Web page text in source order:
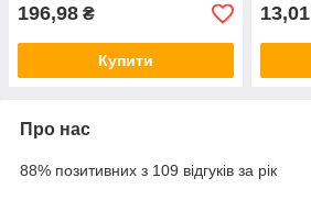
196,98 ₴
Купити
13,01
Про нас
88% позитивних з 109 відгуків за рік